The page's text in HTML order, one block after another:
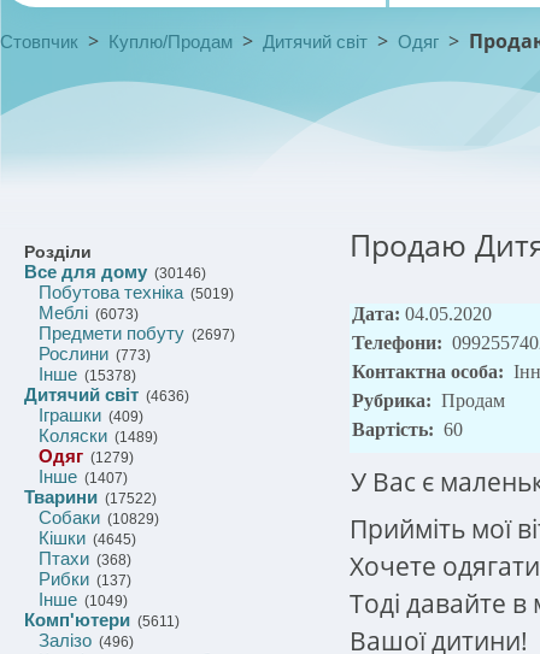
Стовпчик > Куплю/Продам > Дитячий світ > Одяг >
Розділи
Все для дому (30146)
Побутова техніка(5019)
Меблі (6073)
Предмети побуту (2697)
Рослини (773)
Інше (15378)
Дитячий світ (4636)
Іграшки (409)
Коляски (1489)
Одяг (1279)
Інше (1407)
Тварини (17522)
Собаки (10829)
Кішки (4645)
Птахи (368)
Рибки (137)
Інше (1049)
Комп'ютери (5611)
Залізо (496)
Продаю
Дата: 04.05.2020
Телефони:
Контактна особа:
Рубрика: Продам
Вартість: 60
У Вас є
Прийміть мої
Хочете
Тоді давайте в
Вашої дитини!